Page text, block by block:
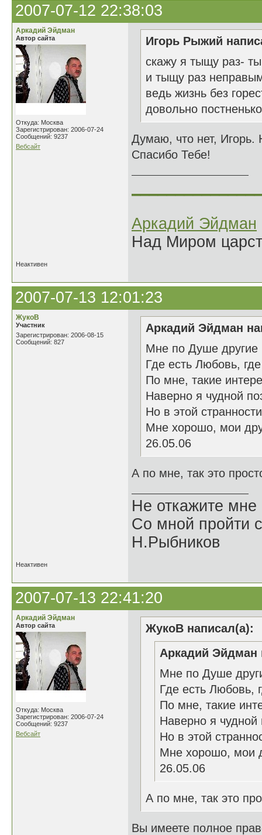
2007-07-12 22:38:03
Аркадий Эйдман
Автор сайта
Откуда: Москва
Зарегистрирован: 2006-07-24
Сообщений: 9237
Вебсайт
Игорь Рыжий
скажу я тыщу раз-
и тыщу раз
ведь жизнь без
довольно
Думаю, что нет, Игорь.
Спасибо Тебе!
Аркадий Эйдман
Над Миром
Неактивен
2007-07-13 12:01:23
ЖукоВ
Участник
Зарегистрирован: 2006-08-15
Сообщений: 827
Аркадий Эйдман
Мне по Душе другие
Где есть Любовь,
По мне, такие
Наверно я чудной
Но в этой
Мне хорошо, мои
26.05.06
А по мне, так это
Не откажите мне
Со мной пройти
Н.Рыбников
Неактивен
2007-07-13 22:41:20
Аркадий Эйдман
Автор сайта
Откуда: Москва
Зарегистрирован: 2006-07-24
Сообщений: 9237
Вебсайт
ЖукоВ написал(а):
Аркадий Эйдман
Мне по Душе
Где есть Любовь,
По мне, такие
Наверно я чудной
Но в этой
Мне хорошо, мои
26.05.06
А по мне, так это
Вы имеете полное